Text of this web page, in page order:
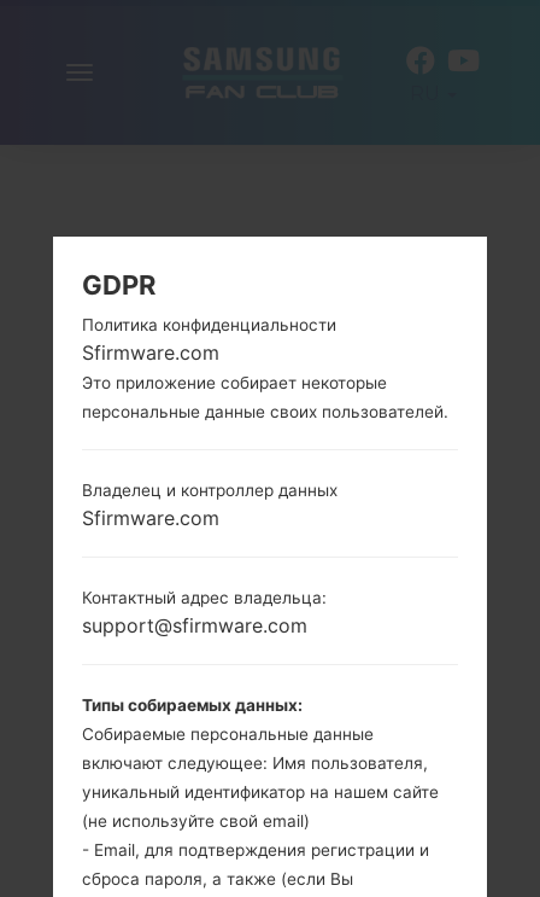
GDPR
Политика конфиденциальности
Sfirmware.com
Это приложение собирает некоторые
персональные данные своих пользователей.
Владелец и контроллер данных
Sfirmware.com
Контактный адрес владельца:
support@sfirmware.com
Типы собираемых данных:
Собираемые персональные данные
включают следующее: Имя пользователя,
уникальный идентификатор на нашем сайте
(не используйте свой email)
- Email, для подтверждения регистрации и
сброса пароля, а также (если Вы